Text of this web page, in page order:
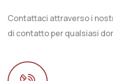
Contattaci attraverso i
di contatto per qualsiasi